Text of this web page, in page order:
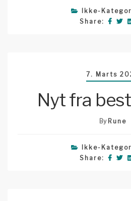
Ikke-
Share:
7. Marts
Nyt fra
By Rune
Ikke-
Share: